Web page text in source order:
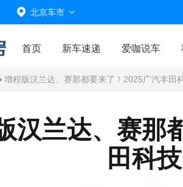
北京车市
首页 新车速递 爱咖说车
增程版汉兰达、赛那都要来了！2025广汽丰田
汉兰达、赛那
田科